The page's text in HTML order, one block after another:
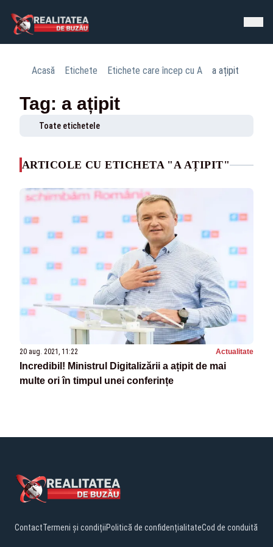
Acasă Etichete Etichete care încep cu A a ațipit
Tag: a ațipit
Toate etichetele
ARTICOLE CU ETICHETA "A AȚIPIT"
20 aug. 2021, 11:22 Actualitate
Incredibil! Ministrul Digitalizării a ațipit de mai
multe ori în timpul unei conferințe
ContactTermeni și condițiiPolitică de confidențialitateCod de conduită